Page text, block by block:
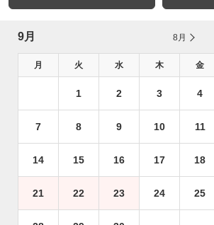
9月 8月
月 火 水 木 金
1 2 3 4
7 8 9 10 11
14 15 16 17 18
21 22 23 24 25